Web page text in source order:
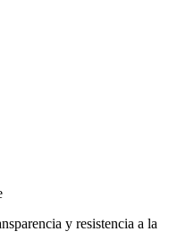
y resistencia a la